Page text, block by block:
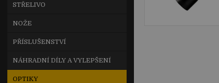
STŘELIVO
NOŽE
PŘÍSLUŠENSTVÍ
NÁHRADNÍ DÍLY A VYLEPŠENÍ
OPTIKY